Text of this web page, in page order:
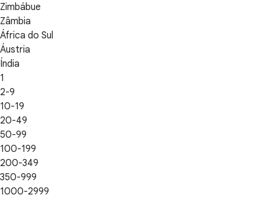
Zimbábue
Zâmbia
África do Sul
Áustria
Índia
1
2-9
10-19
20-49
50-99
100-199
200-349
350-999
1000-2999